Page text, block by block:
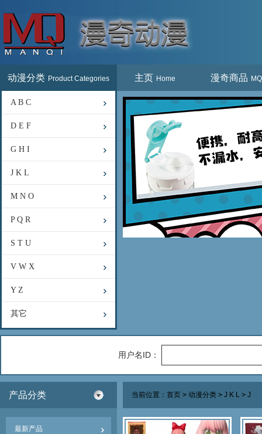
动漫分类 Product Categories
A B C
D E F
G H I
J K L
M N O
P Q R
S T U
V W X
Y Z
其它
主页 Home 漫奇商品
用户名ID：
产品分类
最新产品
当前位置： 首页 > 动漫分类 > J K L > J